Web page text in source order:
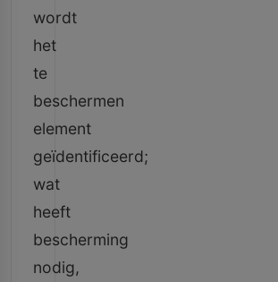
wordt
het
te
beschermen
element
geïdentificeerd;
wat
heeft
bescherming
nodig,